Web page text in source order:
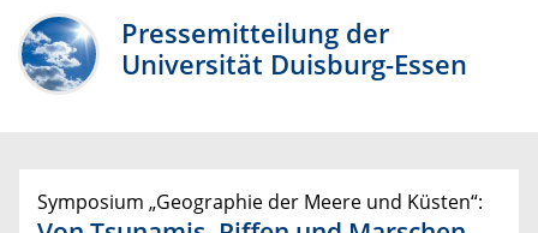
Pressemitteilung der
Universität Duisburg-Essen
Symposium „Geographie der Meere und Küsten“: